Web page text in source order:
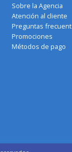
Sobre la Agencia
Atención al cliente
Preguntas
Promociones
Métodos de pago